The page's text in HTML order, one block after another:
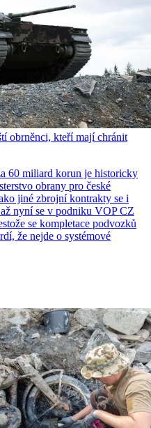
obrněnci, kteří mají chránit
60 miliard korun je historicky
obrany pro české
jiné zbrojní kontrakty se i
nyní se v podniku VOP CZ
se kompletace podvozků
že nejde o systémové